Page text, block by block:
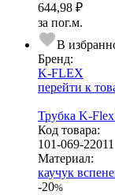
644,98 ₽
за пог.м.
В
Бренд:
K-FLEX
перейти к
Трубка K-
Код товара:
101-069-22011
Ма­­те­­ри­­ал:
каучук
-20%